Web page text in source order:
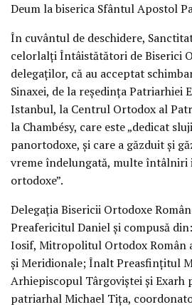
Deum la biserica Sfântul Apostol
În cuvântul de deschidere,
celorlalți Întâistătători de Biserici
delegaților, că au acceptat
Sinaxei, de la reședința Patriarhiei
Istanbul, la Centrul Ortodox al
la Chambésy, care este „dedicat
panortodoxe, și care a găzduit și
vreme îndelungată, multe întâlniri
ortodoxe”.
Delegația Bisericii Ortodoxe
Preafericitul Daniel și compusă
Iosif, Mitropolitul Ortodox Român
și Meridionale; Înalt Preasfințitul
Arhiepiscopul Târgoviștei și
patriarhal Michael Tița,